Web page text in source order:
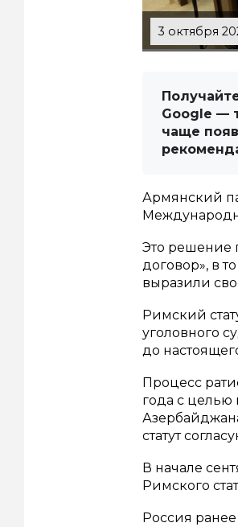
3 октября
Google —
чаще
Армянский
Это решение
договор», в
выразили
Римский
уголовного
до
Процесс
года с целью
статут
В начале
Римского
Россия